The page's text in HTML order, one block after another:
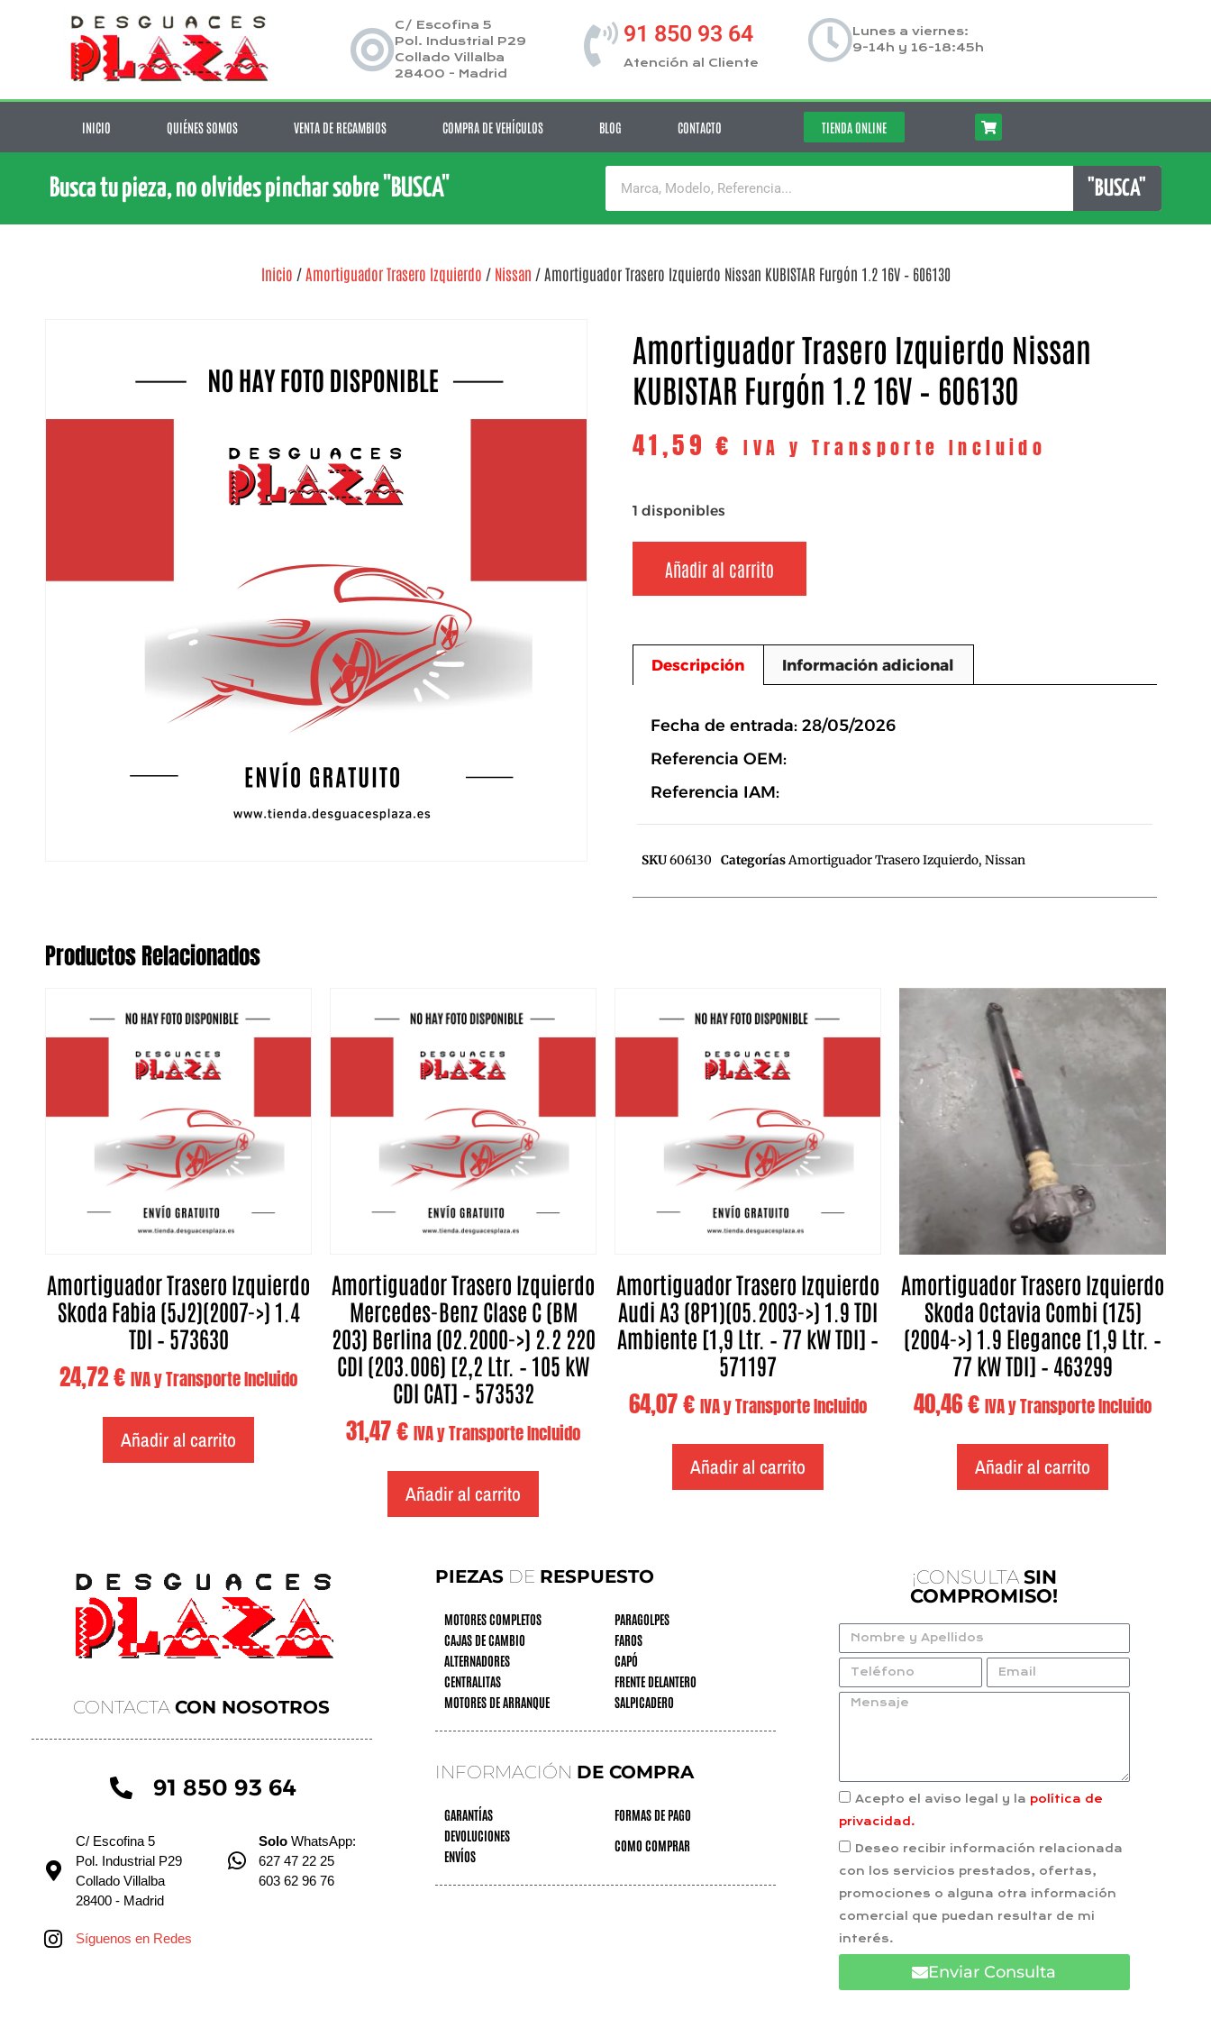
C/ Escofina 5
Pol. Industrial P29
Collado Villalba
28400 - Madrid
91 850 93 64
Atención al Cliente
Lunes a viernes:
9-14h y 16-18:45h
INICIO QUIÉNES SOMOS VENTA DE RECAMBIOS COMPRA DE VEHÍCULOS BLOG CONTACTO TIENDA ONLINE
Busca tu pieza, no olvides pinchar sobre "BUSCA" "BUSCA"
Inicio / Amortiguador Trasero Izquierdo / Nissan / Amortiguador Trasero Izquierdo Nissan KUBISTAR Furgón 1.2 16V – 606130
Amortiguador Trasero Izquierdo Nissan
KUBISTAR Furgón 1.2 16V – 606130
41,59€ IVA y Transporte Incluido
1 disponibles
Añadir al carrito
Descripción Información adicional
Fecha de entrada: 28/05/2026
Referencia OEM:
Referencia IAM:
SKU606130 CategoríasAmortiguador Trasero Izquierdo, Nissan
Productos Relacionados
Amortiguador Trasero Izquierdo
Skoda Fabia (5J2)(2007->) 1.4
TDI – 573630
24,72€ IVA y Transporte Incluido
Añadir al carrito
Amortiguador Trasero Izquierdo
Mercedes-Benz Clase C (BM
203) Berlina (02.2000->) 2.2 220
CDI (203.006) [2,2 Ltr. – 105 kW
CDI CAT] – 573532
31,47€ IVA y Transporte Incluido
Añadir al carrito
Amortiguador Trasero Izquierdo
Audi A3 (8P1)(05.2003->) 1.9 TDI
Ambiente [1,9 Ltr. – 77 kW TDI] –
571197
64,07€ IVA y Transporte Incluido
Añadir al carrito
Amortiguador Trasero Izquierdo
Skoda Octavia Combi (1Z5)
(2004->) 1.9 Elegance [1,9 Ltr. –
77 kW TDI] – 463299
40,46€ IVA y Transporte Incluido
Añadir al carrito
CONTACTACON NOSOTROS
91 850 93 64
C/ Escofina 5
Pol. Industrial P29
Collado Villalba
28400 - Madrid
Solo WhatsApp:
627 47 22 25
603 62 96 76
Síguenos en Redes
PIEZASDE RESPUESTO
MOTORES COMPLETOS
CAJAS DE CAMBIO
ALTERNADORES
CENTRALITAS
MOTORES DE ARRANQUE
PARAGOLPES
FAROS
CAPÓ
FRENTE DELANTERO
SALPICADERO
INFORMACIÓN DE COMPRA
GARANTÍAS
DEVOLUCIONES
ENVÍOS
FORMAS DE PAGO
COMO COMPRAR
¡CONSULTA SIN
COMPROMISO!
Acepto el aviso legal y la política de
privacidad.
Deseo recibir información relacionada
con los servicios prestados, ofertas,
promociones o alguna otra información
comercial que puedan resultar de mi
interés.
Enviar Consulta